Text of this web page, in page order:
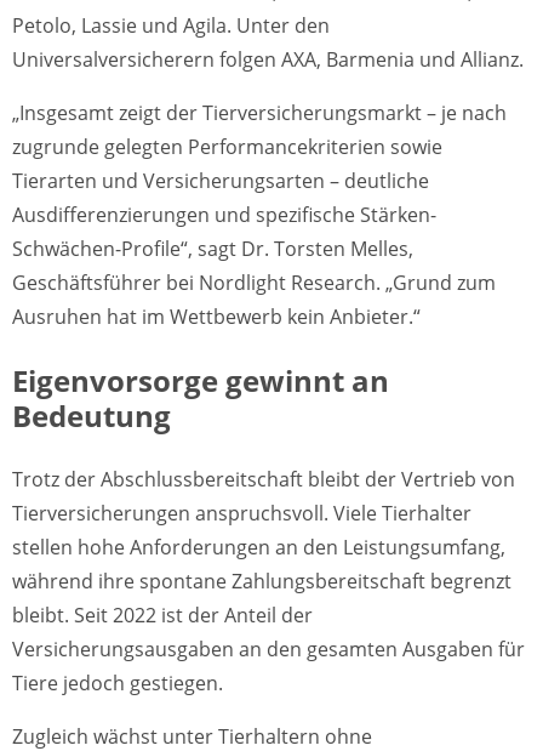
Petolo, Lassie und Agila. Unter den
Universalversicherern folgen AXA, Barmenia und Allianz.
„Insgesamt zeigt der Tierversicherungsmarkt – je nach
zugrunde gelegten Performancekriterien sowie
Tierarten und Versicherungsarten – deutliche
Ausdifferenzierungen und spezifische Stärken-
Schwächen-Profile“, sagt Dr. Torsten Melles,
Geschäftsführer bei Nordlight Research. „Grund zum
Ausruhen hat im Wettbewerb kein Anbieter.“
Eigenvorsorge gewinnt an
Bedeutung
Trotz der Abschlussbereitschaft bleibt der Vertrieb von
Tierversicherungen anspruchsvoll. Viele Tierhalter
stellen hohe Anforderungen an den Leistungsumfang,
während ihre spontane Zahlungsbereitschaft begrenzt
bleibt. Seit 2022 ist der Anteil der
Versicherungsausgaben an den gesamten Ausgaben für
Tiere jedoch gestiegen.
Zugleich wächst unter Tierhaltern ohne